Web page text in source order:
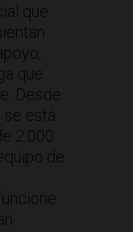
que
que
Desde
se está
2.000
de